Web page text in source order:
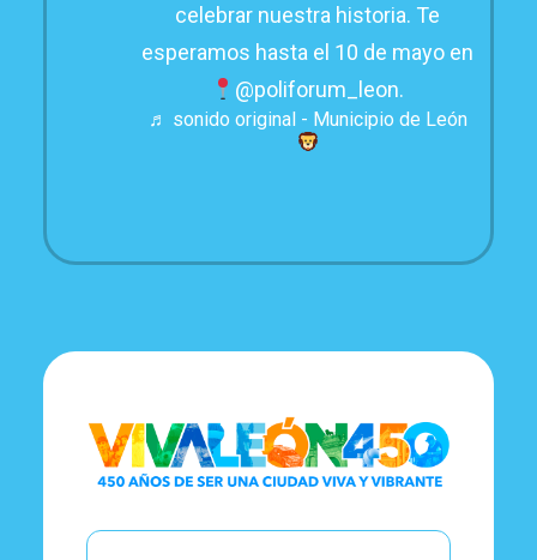
celebrar nuestra historia. Te
esperamos hasta el 10 de mayo en
@poliforum_leon.
♬ sonido original - Municipio de León